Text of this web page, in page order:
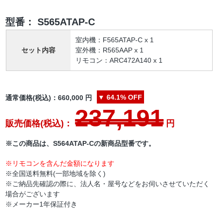
型番： S565ATAP-C
セット内容
室内機：F565ATAP-C x 1
室外機：R565AAP x 1
リモコン：ARC472A140 x 1
通常価格(税込)：660,000 円 ▼ 64.1% OFF
販売価格(税込)：237,191円
※この商品は、S564ATAP-Cの新商品型番です。
※リモコンを含んだ金額になります
※全国送料無料(一部地域を除く)
※ご納品先確認の際に、法人名・屋号などをお伺いさせていただく
場合がございます
※メーカー1年保証付き